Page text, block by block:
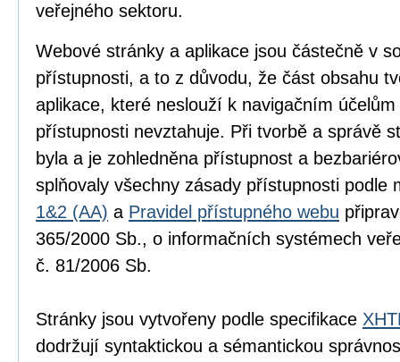
veřejného sektoru.
Webové stránky a aplikace jsou částečně v
přístupnosti, a to z důvodu, že část obsahu
aplikace, které neslouží k navigačním
přístupnosti nevztahuje. Při tvorbě a správě
byla a je zohledněna přístupnost a
splňovaly všechny zásady přístupnosti podle
1&2 (AA) a Pravidel přístupného webu
365/2000 Sb., o informačních systémech
č. 81/2006 Sb.
Stránky jsou vytvořeny podle specifikace
dodržují syntaktickou a sémantickou